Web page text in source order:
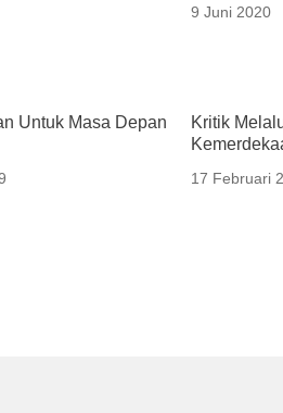
9 Juni 2020
Untuk Masa Depan
Kritik
17 Februari